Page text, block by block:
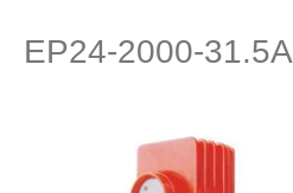
EP24-2000-31.5A